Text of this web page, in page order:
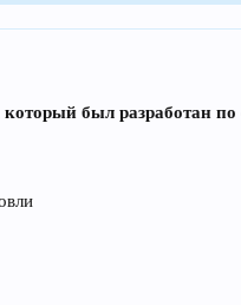
который был разработан